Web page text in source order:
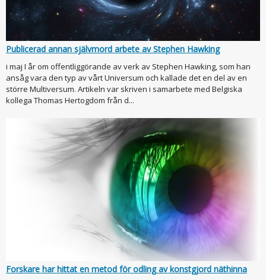
Publicerad annan självmord arbete av Stephen Hawking
i maj I år om offentliggörande av verk av Stephen Hawking, som han
ansåg vara den typ av vårt Universum och kallade det en del av en
större Multiversum. Artikeln var skriven i samarbete med Belgiska
kollega Thomas Hertogdom från d...
Forskare har hittat en metod för odling av konstgjord näthinna